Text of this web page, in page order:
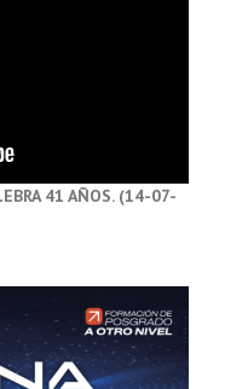
41 AÑOS. (14-07-